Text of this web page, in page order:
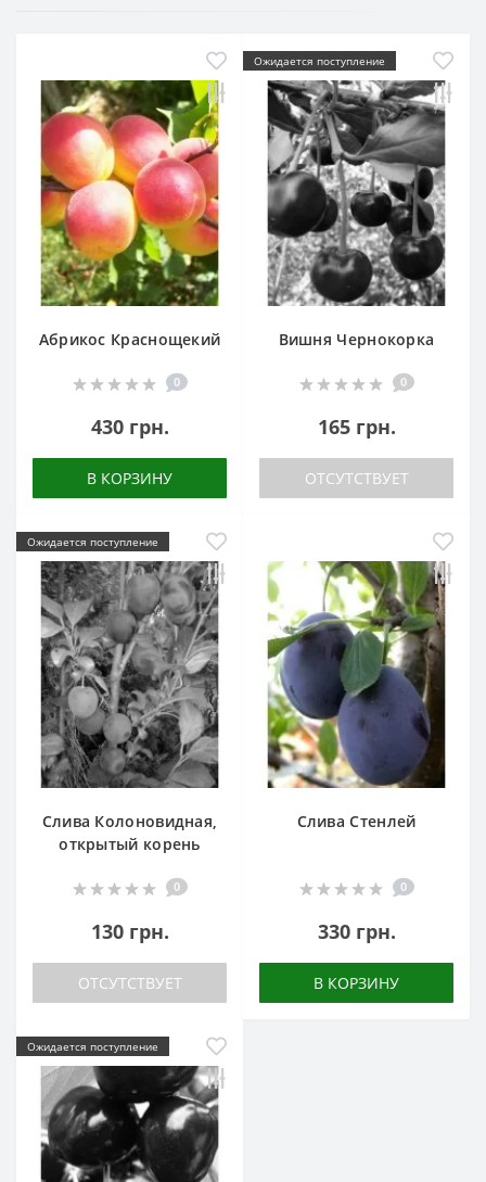
Абрикос Краснощекий
0
430 грн.
В КОРЗИНУ
Ожидается поступление
Вишня Чернокорка
0
165 грн.
ОТСУТСТВУЕТ
Ожидается поступление
Слива Колоновидная,
открытый корень
0
130 грн.
ОТСУТСТВУЕТ
Слива Стенлей
0
330 грн.
В КОРЗИНУ
Ожидается поступление